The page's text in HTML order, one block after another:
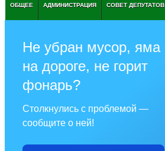
ОБЩЕЕ АДМИНИСТРАЦИЯ СОВЕТ ДЕПУТАТОВ
Не убран мусор, яма
на дороге, не горит
фонарь?
Столкнулись с проблемой —
сообщите о ней!